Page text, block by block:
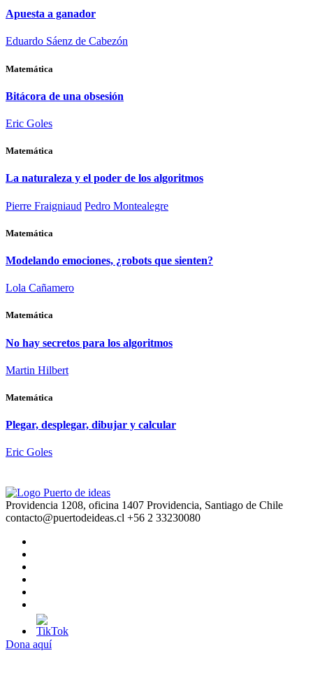
Apuesta a ganador
Eduardo Sáenz de Cabezón
Matemática
Bitácora de una obsesión
Eric Goles
Matemática
La naturaleza y el poder de los algoritmos
Pierre Fraigniaud Pedro Montealegre
Matemática
Modelando emociones, ¿robots que sienten?
Lola Cañamero
Matemática
No hay secretos para los algoritmos
Martin Hilbert
Matemática
Plegar, desplegar, dibujar y calcular
Eric Goles
Providencia 1208, oficina 1407 Providencia, Santiago de Chile
contacto@puertodeideas.cl +56 2 33230080
Dona aquí